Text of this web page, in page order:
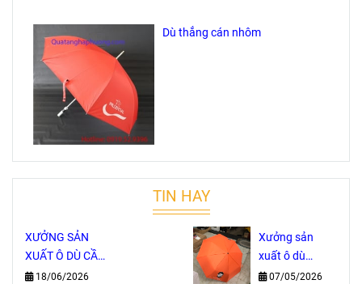
Dù thẳng cán nhôm
TIN HAY
XƯỞNG SẢN
XUẤT Ô DÙ CẦM
TAY TRỰC TIẾP
18/06/2026
Xưởng sản
xuất ô dù
Thành Phố Hồ
07/05/2026